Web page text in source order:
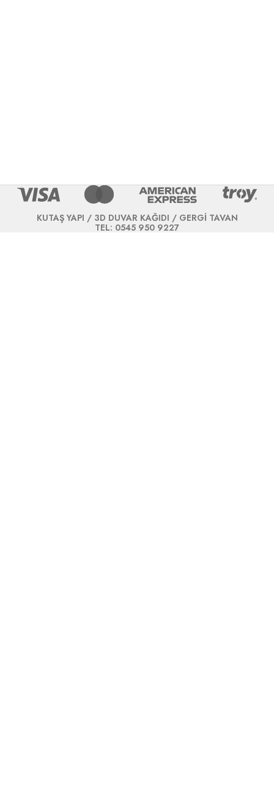
KUTAŞ YAPI / 3D DUVAR KAĞIDI / GERGİ TAVAN
TEL: 0545 950 9227